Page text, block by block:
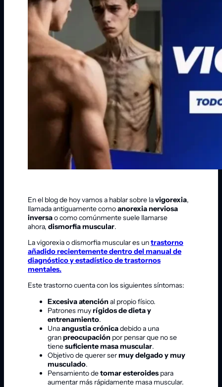
En el blog de hoy vamos a hablar sobre lavigorexia,
llamada antiguamente comoanorexia nerviosa
inversao como comúnmente suele llamarse
ahora, dismorfia muscular.
La vigorexia o dismorfia muscular es untrastorno
añadido recientemente dentro del manual de
diagnóstico y estadístico de trastornos
mentales.
Este trastorno cuenta con los siguientes síntomas:
Excesiva atenciónal propio físico.
Patrones muyrígidos de dieta y
entrenamiento.
Unaangustia crónicadebido a una
granpreocupación por pensar que no se
tienesuficiente masa muscular.
Objetivo de querer sermuy delgado y muy
musculado.
Pensamiento detomar esteroides para
aumentar más rápidamente masa muscular.